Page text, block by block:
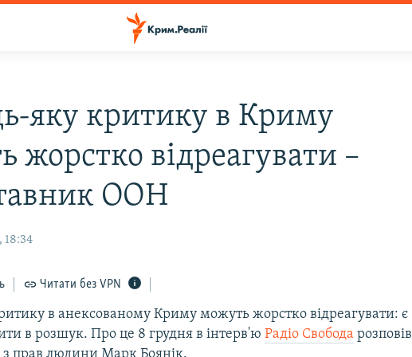
яку критику в Криму
жорстко відреагувати –
ООН
18:34
Читати без VPN
в анексованому Криму можуть жорстко відреагувати: є
в розшук. Про це 8 грудня в інтерв'юРадіо Свобода розповів